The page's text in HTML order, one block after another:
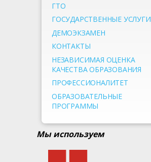
ГТО
ГОСУДАРСТВЕННЫЕ УСЛУГИ
ДЕМОЭКЗАМЕН
КОНТАКТЫ
НЕЗАВИСИМАЯ ОЦЕНКА
КАЧЕСТВА ОБРАЗОВАНИЯ
ПРОФЕССИОНАЛИТЕТ
ОБРАЗОВАТЕЛЬНЫЕ
ПРОГРАММЫ
Мы используем